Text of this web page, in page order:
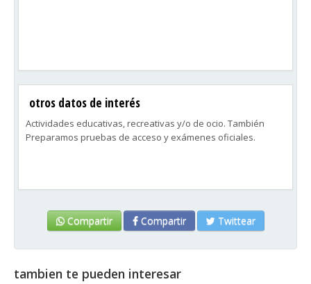
otros datos de interés
Actividades educativas, recreativas y/o de ocio. También
Preparamos pruebas de acceso y exámenes oficiales.
Compartir Compartir Twittear
tambien te pueden interesar